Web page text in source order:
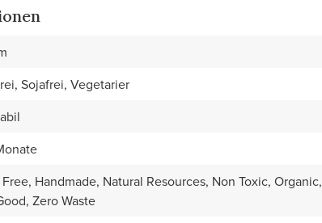
Sojafrei, Vegetarier
Handmade, Natural Resources, Non Toxic, Organic,
Zero Waste